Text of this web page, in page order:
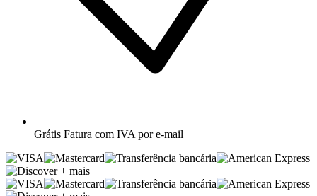
Grátis Fatura com IVA por e-mail
+ mais